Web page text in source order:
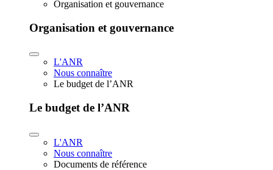
Organisation et gouvernance
Organisation et gouvernance
L'ANR
Nous connaître
Le budget de l’ANR
Le budget de l’ANR
L'ANR
Nous connaître
Documents de référence